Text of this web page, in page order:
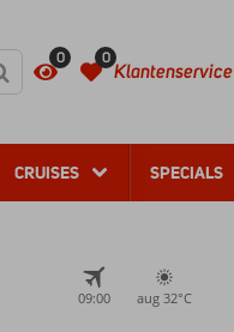
0 0
Klantenservice
CRUISES SPECIALS
09:00 aug 32°C